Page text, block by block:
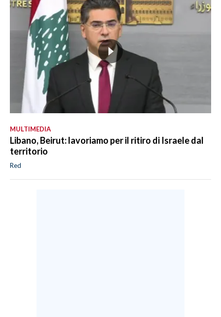
MULTIMEDIA
Libano, Beirut: lavoriamo per il ritiro di Israele dal
territorio
Red